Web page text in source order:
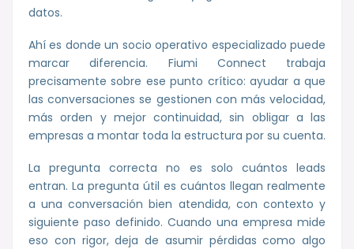
datos.
Ahí es donde un socio operativo especializado puede
marcar diferencia. Fiumi Connect trabaja
precisamente sobre ese punto crítico: ayudar a que
las conversaciones se gestionen con más velocidad,
más orden y mejor continuidad, sin obligar a las
empresas a montar toda la estructura por su cuenta.
La pregunta correcta no es solo cuántos leads
entran. La pregunta útil es cuántos llegan realmente
a una conversación bien atendida, con contexto y
siguiente paso definido. Cuando una empresa mide
eso con rigor, deja de asumir pérdidas como algo